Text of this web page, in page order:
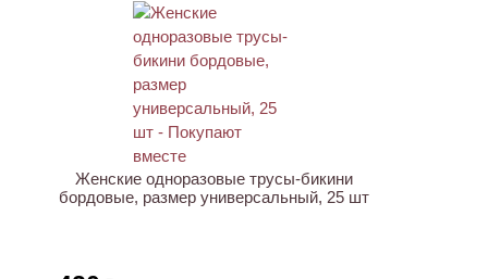
Женские одноразовые трусы-бикини
бордовые, размер универсальный, 25 шт